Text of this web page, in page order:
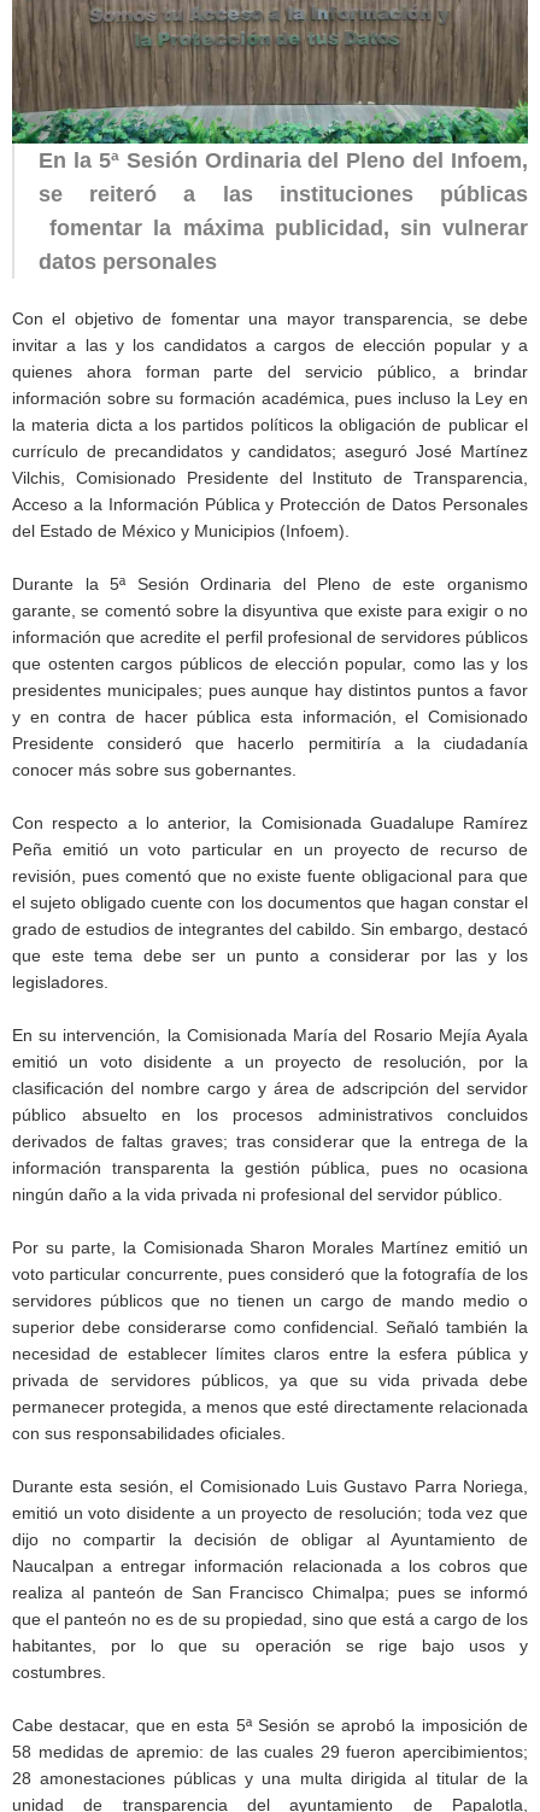
En la 5ª Sesión Ordinaria del Pleno del Infoem,
se reiteró a las instituciones públicas
fomentar la máxima publicidad, sin vulnerar
datos personales
Con el objetivo de fomentar una mayor transparencia, se debe
invitar a las y los candidatos a cargos de elección popular y a
quienes ahora forman parte del servicio público, a brindar
información sobre su formación académica, pues incluso la Ley en
la materia dicta a los partidos políticos la obligación de publicar el
currículo de precandidatos y candidatos; aseguró José Martínez
Vilchis, Comisionado Presidente del Instituto de Transparencia,
Acceso a la Información Pública y Protección de Datos Personales
del Estado de México y Municipios (Infoem).
Durante la 5ª Sesión Ordinaria del Pleno de este organismo
garante, se comentó sobre la disyuntiva que existe para exigir o no
información que acredite el perfil profesional de servidores públicos
que ostenten cargos públicos de elección popular, como las y los
presidentes municipales; pues aunque hay distintos puntos a favor
y en contra de hacer pública esta información, el Comisionado
Presidente consideró que hacerlo permitiría a la ciudadanía
conocer más sobre sus gobernantes.
Con respecto a lo anterior, la Comisionada Guadalupe Ramírez
Peña emitió un voto particular en un proyecto de recurso de
revisión, pues comentó que no existe fuente obligacional para que
el sujeto obligado cuente con los documentos que hagan constar el
grado de estudios de integrantes del cabildo. Sin embargo, destacó
que este tema debe ser un punto a considerar por las y los
legisladores.
En su intervención, la Comisionada María del Rosario Mejía Ayala
emitió un voto disidente a un proyecto de resolución, por la
clasificación del nombre cargo y área de adscripción del servidor
público absuelto en los procesos administrativos concluidos
derivados de faltas graves; tras considerar que la entrega de la
información transparenta la gestión pública, pues no ocasiona
ningún daño a la vida privada ni profesional del servidor público.
Por su parte, la Comisionada Sharon Morales Martínez emitió un
voto particular concurrente, pues consideró que la fotografía de los
servidores públicos que no tienen un cargo de mando medio o
superior debe considerarse como confidencial. Señaló también la
necesidad de establecer límites claros entre la esfera pública y
privada de servidores públicos, ya que su vida privada debe
permanecer protegida, a menos que esté directamente relacionada
con sus responsabilidades oficiales.
Durante esta sesión, el Comisionado Luis Gustavo Parra Noriega,
emitió un voto disidente a un proyecto de resolución; toda vez que
dijo no compartir la decisión de obligar al Ayuntamiento de
Naucalpan a entregar información relacionada a los cobros que
realiza al panteón de San Francisco Chimalpa; pues se informó
que el panteón no es de su propiedad, sino que está a cargo de los
habitantes, por lo que su operación se rige bajo usos y
costumbres.
Cabe destacar, que en esta 5ª Sesión se aprobó la imposición de
58 medidas de apremio: de las cuales 29 fueron apercibimientos;
28 amonestaciones públicas y una multa dirigida al titular de la
unidad de transparencia del ayuntamiento de Papalotla,